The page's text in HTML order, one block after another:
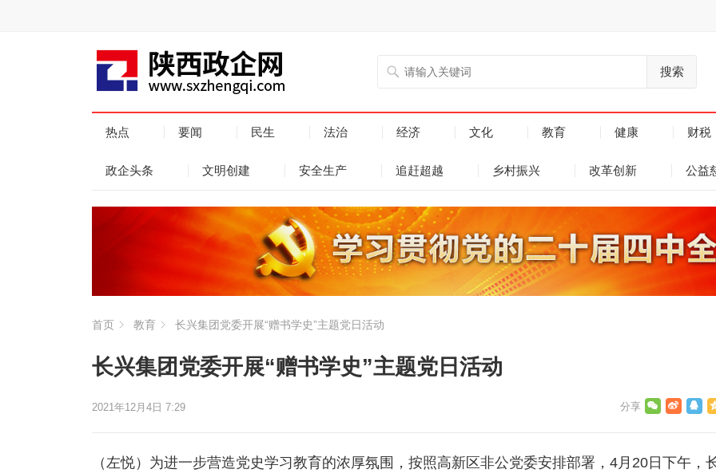
搜索
热点 要闻 民生 法治 经济 文化 教育 健康 财税
政企头条 文明创建 安全生产 追赶超越 乡村振兴 改革创新 公益
首页 教育 长兴集团党委开展“赠书学史”主题党日活动
长兴集团党委开展“赠书学史”主题党日活动
2021年12月4日 7:29
（左悦）为进一步营造党史学习教育的浓厚氛围，按照高新区非公党委安排部署，4月20日下午，